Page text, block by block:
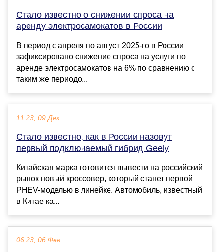
Стало известно о снижении спроса на
аренду электросамокатов в России
В период с апреля по август 2025-го в России
зафиксировано снижение спроса на услуги по
аренде электросамокатов на 6% по сравнению с
таким же периодо...
11:23, 09 Дек
Стало известно, как в России назовут
первый подключаемый гибрид Geely
Китайская марка готовится вывести на российский
рынок новый кроссовер, который станет первой
PHEV-моделью в линейке. Автомобиль, известный
в Китае ка...
06:23, 06 Фев